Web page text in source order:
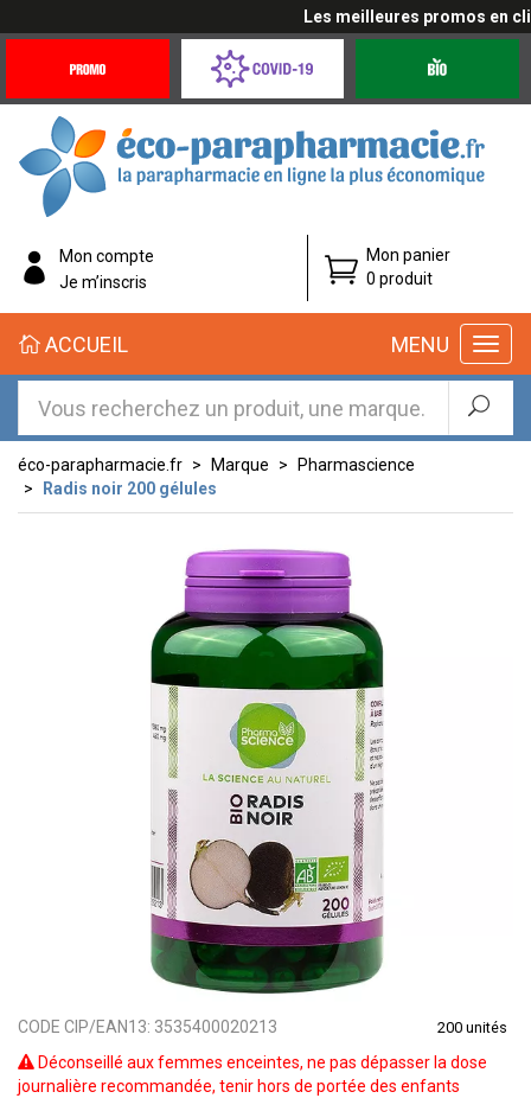
Les meilleures promos en
Offres
Coronavirus
éco-
parapharmacie.fr
éco-
parapharmacie.fr
Mon compte
Je m’inscris
Mon panier
0 produit
MENU
ACCUEIL
éco-parapharmacie.fr Marque
Pharmascience
Radis noir 200 gélules
CODE CIP/EAN13: 3535400020213 200 unités
Déconseillé aux femmes enceintes, ne pas dépasser la dose
journalière recommandée, tenir hors de portée des enfants